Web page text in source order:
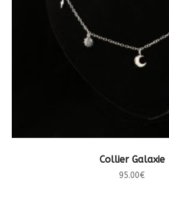
CHOIX DES OPTIONS
Collier Galaxie
95.00€